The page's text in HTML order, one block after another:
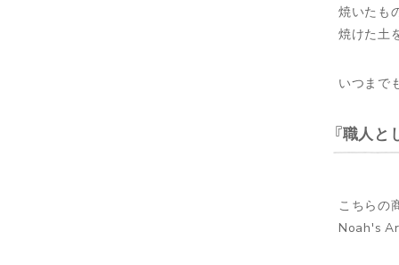
焼いたも
焼けた土
いつまで
職人と
こちらの
Noah's